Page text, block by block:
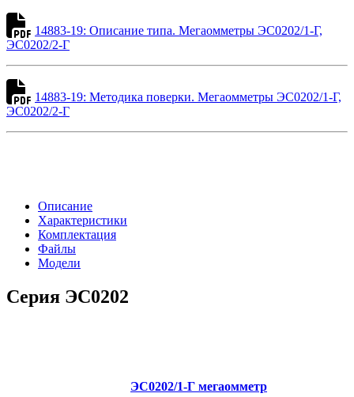
14883-19: Описание типа. Мегаомметры ЭС0202/1-Г,
ЭС0202/2-Г
14883-19: Методика поверки. Мегаомметры ЭС0202/1-Г,
ЭС0202/2-Г
Описание
Характеристики
Комплектация
Файлы
Модели
Серия ЭС0202
ЭС0202/1-Г мегаомметр